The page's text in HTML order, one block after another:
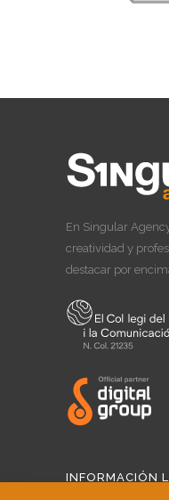
En Singular
creatividad y
destacar por
INFORMACIÓN